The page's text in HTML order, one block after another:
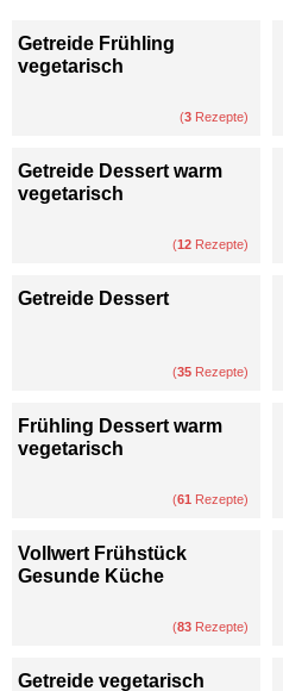
Getreide Frühling
vegetarisch
(3 Rezepte)
Getreide Dessert warm
vegetarisch
(12 Rezepte)
Getreide Dessert
(35 Rezepte)
Frühling Dessert warm
vegetarisch
(61 Rezepte)
Vollwert Frühstück
Gesunde Küche
(83 Rezepte)
Getreide vegetarisch